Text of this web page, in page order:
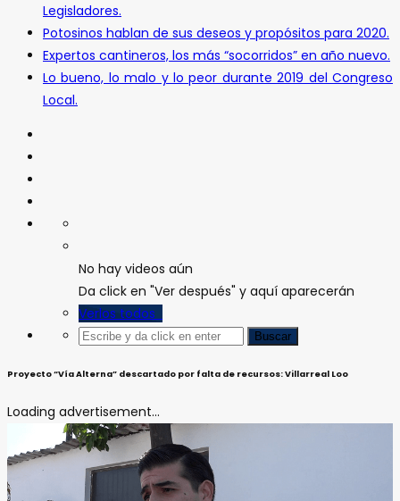
Legisladores.
Potosinos hablan de sus deseos y propósitos para 2020.
Expertos cantineros, los más “socorridos” en año nuevo.
Lo bueno, lo malo y lo peor durante 2019 del Congreso
Local.
No hay videos aún
Da click en "Ver después" y aquí aparecerán
Verlos todos
Proyecto “Vía Alterna” descartado por falta de recursos: Villarreal Loo
Loading advertisement...